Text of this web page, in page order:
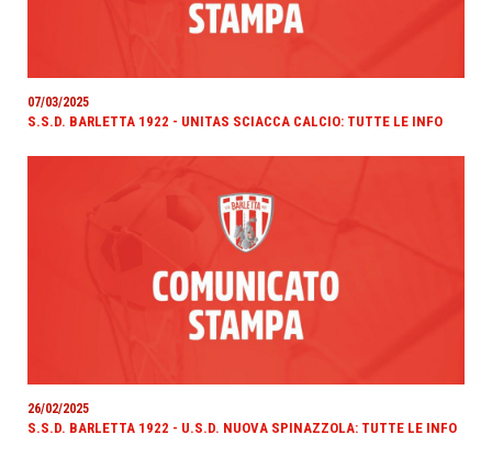
07/03/2025
S.S.D. BARLETTA 1922 - UNITAS SCIACCA CALCIO: TUTTE LE INFO
26/02/2025
S.S.D. BARLETTA 1922 - U.S.D. NUOVA SPINAZZOLA: TUTTE LE INFO